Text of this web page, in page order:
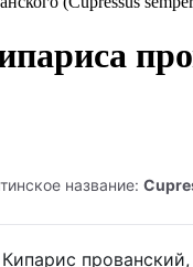
название:
Кипарис